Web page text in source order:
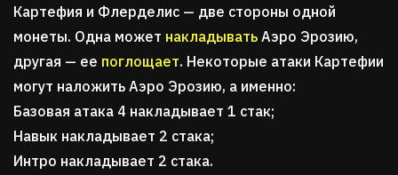
Картефия и Флерделис — две стороны одной
монеты. Одна может накладывать Аэро Эрозию,
другая — ее поглощает. Некоторые атаки Картефии
могут наложить Аэро Эрозию, а именно:
Базовая атака 4 накладывает 1 стак;
Навык накладывает 2 стака;
Интро накладывает 2 стака.